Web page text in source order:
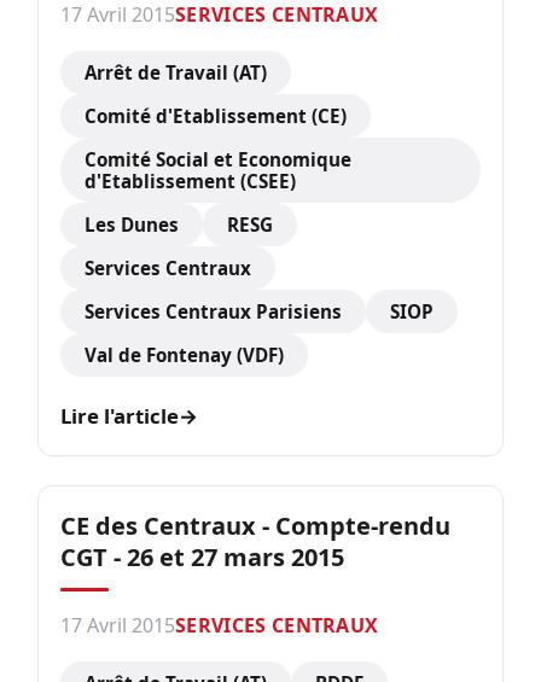
17 Avril 2015SERVICES CENTRAUX
Arrêt de Travail (AT)
Comité d'Etablissement (CE)
Comité Social et Economique
d'Etablissement (CSEE)
Les Dunes
RESG
Services Centraux
Services Centraux Parisiens
SIOP
Val de Fontenay (VDF)
Lire l'article→
CE des Centraux - Compte-rendu
CGT - 26 et 27 mars 2015
17 Avril 2015SERVICES CENTRAUX